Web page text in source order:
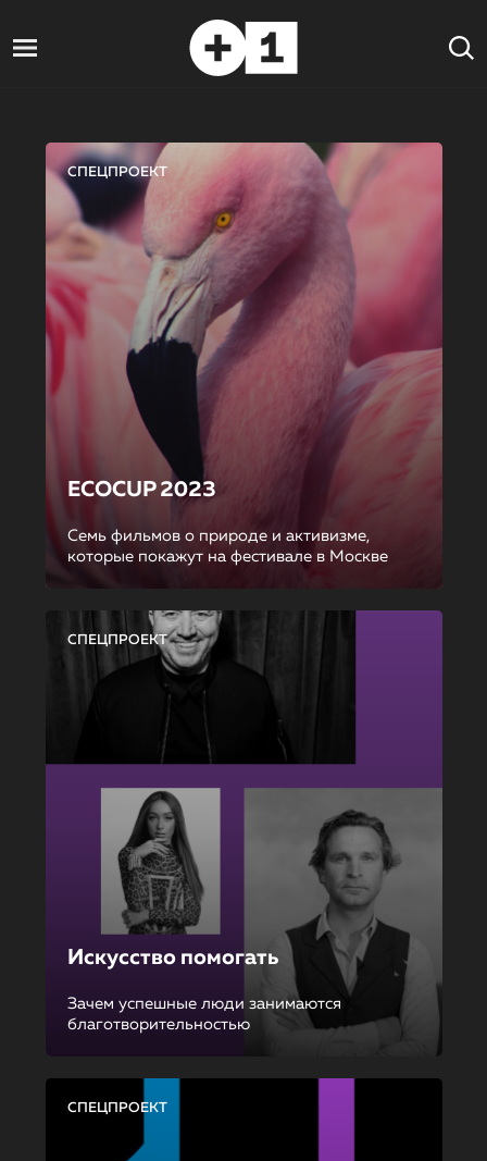
СПЕЦПРОЕКТ
ECOCUP 2023
Семь фильмов о природе и активизме,
которые покажут на фестивале в Москве
СПЕЦПРОЕКТ
Искусство помогать
Зачем успешные люди занимаются
благотворительностью
СПЕЦПРОЕКТ